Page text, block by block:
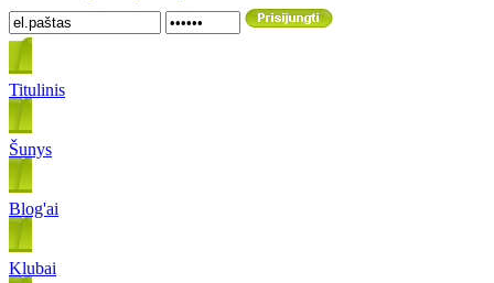
Titulinis
Šunys
Blog'ai
Klubai